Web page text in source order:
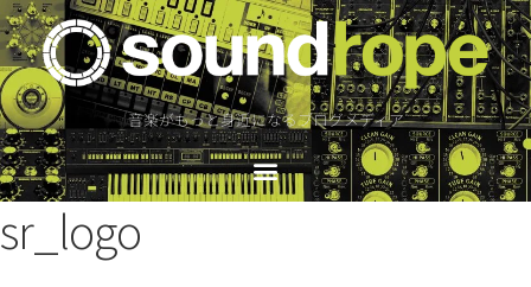
音楽がもっと身近になるブログメディア
sr_logo